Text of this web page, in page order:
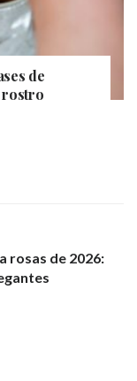
de
rostro
rosas de 2026: